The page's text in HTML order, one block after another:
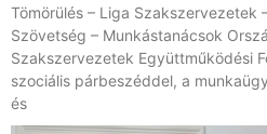
Tömörülés – Liga Szakszervezetek
Szövetség – Munkástanácsok
Szakszervezetek Együttműködési
szociális párbeszéddel, a
és